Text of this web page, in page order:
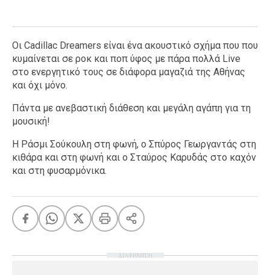
Οι Cadillac Dreamers είναι ένα ακουστικό σχήμα που που
κυμαίνεται σε ροκ και ποπ ύφος με πάρα πολλά Live
στο ενεργητικό τους σε διάφορα μαγαζιά της Αθήνας
και όχι μόνο.
Πάντα με ανεβαστική διάθεση και μεγάλη αγάπη για τη
μουσική!
Η Ράσμι Σούκουλη στη φωνή, ο Σπύρος Γεωργαντάς στη
κιθάρα και στη φωνή και ο Σταύρος Καρυδάς στο καχόν
και στη φυσαρμόνικα.
ΔΙΑΦΗΜΙΣΗ